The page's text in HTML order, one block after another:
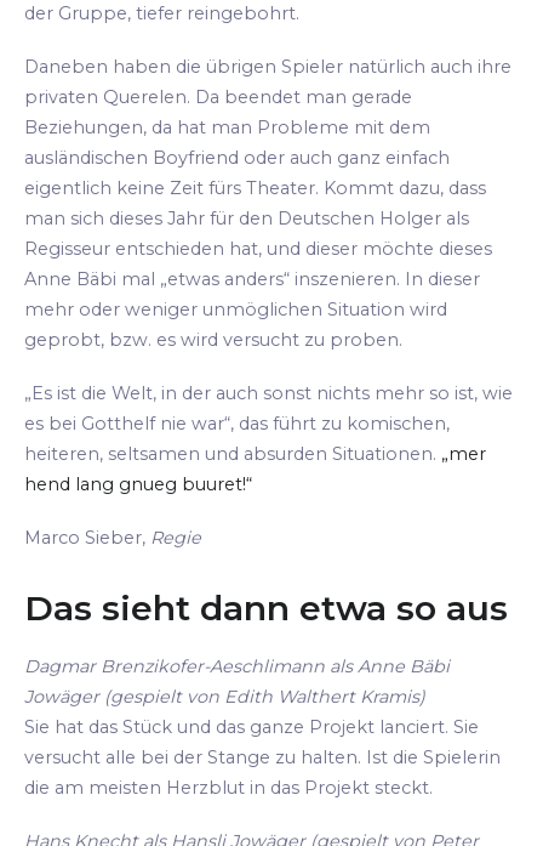
der Gruppe, tiefer reingebohrt.
Daneben haben die übrigen Spieler natürlich auch ihre
privaten Querelen. Da beendet man gerade
Beziehungen, da hat man Probleme mit dem
ausländischen Boyfriend oder auch ganz einfach
eigentlich keine Zeit fürs Theater. Kommt dazu, dass
man sich dieses Jahr für den Deutschen Holger als
Regisseur entschieden hat, und dieser möchte dieses
Anne Bäbi mal „etwas anders“ inszenieren. In dieser
mehr oder weniger unmöglichen Situation wird
geprobt, bzw. es wird versucht zu proben.
„Es ist die Welt, in der auch sonst nichts mehr so ist, wie
es bei Gotthelf nie war“, das führt zu komischen,
heiteren, seltsamen und absurden Situationen. „mer
hend lang gnueg buuret!“
Marco Sieber, Regie
Das sieht dann etwa so aus
Dagmar Brenzikofer-Aeschlimann als Anne Bäbi
Jowäger (gespielt von Edith Walthert Kramis)
Sie hat das Stück und das ganze Projekt lanciert. Sie
versucht alle bei der Stange zu halten. Ist die Spielerin
die am meisten Herzblut in das Projekt steckt.
Hans Knecht als Hansli Jowäger (gespielt von Peter